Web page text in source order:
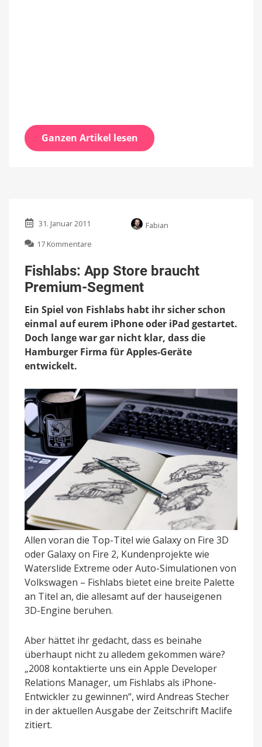
Ganzen Artikel lesen
31. Januar 2011
Fabian
17 Kommentare
App
Store
braucht
Segment
Fishlabs: App Store braucht
Premium-Segment
Ein Spiel von Fishlabs habt ihr sicher schon
einmal auf eurem iPhone oder iPad gestartet.
Doch lange war gar nicht klar, dass die
Hamburger Firma für Apples-Geräte
entwickelt.
Allen voran die Top-Titel wie Galaxy on Fire 3D
oder Galaxy on Fire 2, Kundenprojekte wie
Waterslide Extreme oder Auto-Simulationen von
Volkswagen – Fishlabs bietet eine breite Palette
an Titel an, die allesamt auf der hauseigenen
3D-Engine beruhen.
Aber hättet ihr gedacht, dass es beinahe
überhaupt nicht zu alledem gekommen wäre?
„2008 kontaktierte uns ein Apple Developer
Relations Manager, um Fishlabs als iPhone-
Entwickler zu gewinnen“, wird Andreas Stecher
in der aktuellen Ausgabe der Zeitschrift Maclife
zitiert.